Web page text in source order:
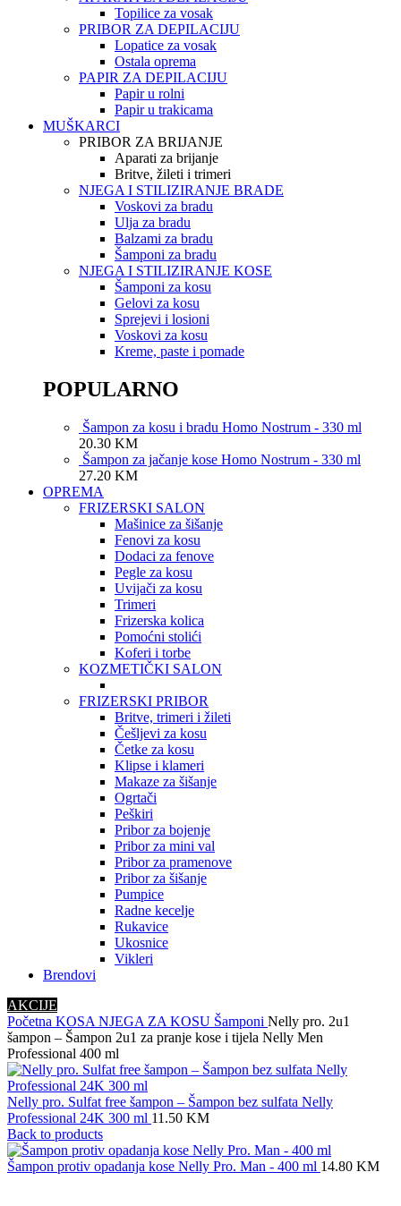
Topilice za vosak
PRIBOR ZA DEPILACIJU
Lopatice za vosak
Ostala oprema
PAPIR ZA DEPILACIJU
Papir u rolni
Papir u trakicama
MUŠKARCI
PRIBOR ZA BRIJANJE
Aparati za brijanje
Britve, žileti i trimeri
NJEGA I STILIZIRANJE BRADE
Voskovi za bradu
Ulja za bradu
Balzami za bradu
Šamponi za bradu
NJEGA I STILIZIRANJE KOSE
Šamponi za kosu
Gelovi za kosu
Sprejevi i losioni
Voskovi za kosu
Kreme, paste i pomade
POPULARNO
Šampon za kosu i bradu Homo Nostrum - 330 ml
20.30 KM
Šampon za jačanje kose Homo Nostrum - 330 ml
27.20 KM
OPREMA
FRIZERSKI SALON
Mašinice za šišanje
Fenovi za kosu
Dodaci za fenove
Pegle za kosu
Uvijači za kosu
Trimeri
Frizerska kolica
Pomoćni stolići
Koferi i torbe
KOZMETIČKI SALON
FRIZERSKI PRIBOR
Britve, trimeri i žileti
Češljevi za kosu
Četke za kosu
Klipse i klameri
Makaze za šišanje
Ogrtači
Peškiri
Pribor za bojenje
Pribor za mini val
Pribor za pramenove
Pribor za šišanje
Pumpice
Radne kecelje
Rukavice
Ukosnice
Vikleri
Brendovi
AKCIJE
Početna KOSA NJEGA ZA KOSU Šamponi Nelly pro. 2u1
šampon – Šampon 2u1 za pranje kose i tijela Nelly Men
Professional 400 ml
Nelly pro. Sulfat free šampon – Šampon bez sulfata Nelly
Professional 24K 300 ml 11.50 KM
Back to products
Šampon protiv opadanja kose Nelly Pro. Man - 400 ml 14.80 KM